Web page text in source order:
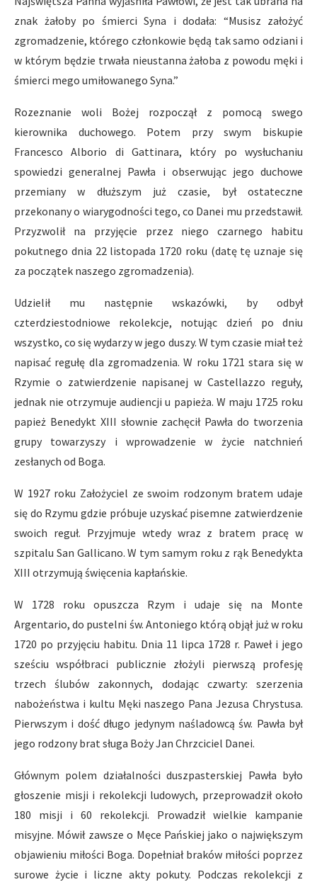
znak żałoby po śmierci Syna i dodała: “Musisz założyć
zgromadzenie, którego członkowie będą tak samo odziani i
w którym będzie trwała nieustanna żałoba z powodu męki i
śmierci mego umiłowanego Syna.”
Rozeznanie woli Bożej rozpoczął z pomocą swego
kierownika duchowego. Potem przy swym biskupie
Francesco Alborio di Gattinara, który po wysłuchaniu
spowiedzi generalnej Pawła i obserwując jego duchowe
przemiany w dłuższym już czasie, był ostateczne
przekonany o wiarygodności tego, co Danei mu przedstawił.
Przyzwolił na przyjęcie przez niego czarnego habitu
pokutnego dnia 22 listopada 1720 roku (datę tę uznaje się
za początek naszego zgromadzenia).
Udzielił mu następnie wskazówki, by odbył
czterdziestodniowe rekolekcje, notując dzień po dniu
wszystko, co się wydarzy w jego duszy. W tym czasie miał też
napisać regułę dla zgromadzenia. W roku 1721 stara się w
Rzymie o zatwierdzenie napisanej w Castellazzo reguły,
jednak nie otrzymuje audiencji u papieża. W maju 1725 roku
papież Benedykt XIII słownie zachęcił Pawła do tworzenia
grupy towarzyszy i wprowadzenie w życie natchnień
zesłanych od Boga.
W 1927 roku Założyciel ze swoim rodzonym bratem udaje
się do Rzymu gdzie próbuje uzyskać pisemne zatwierdzenie
swoich reguł. Przyjmuje wtedy wraz z bratem pracę w
szpitalu San Gallicano. W tym samym roku z rąk Benedykta
XIII otrzymują święcenia kapłańskie.
W 1728 roku opuszcza Rzym i udaje się na Monte
Argentario, do pustelni św. Antoniego którą objął już w roku
1720 po przyjęciu habitu. Dnia 11 lipca 1728 r. Paweł i jego
sześciu współbraci publicznie złożyli pierwszą profesję
trzech ślubów zakonnych, dodając czwarty: szerzenia
nabożeństwa i kultu Męki naszego Pana Jezusa Chrystusa.
Pierwszym i dość długo jedynym naśladowcą św. Pawła był
jego rodzony brat sługa Boży Jan Chrzciciel Danei.
Głównym polem działalności duszpasterskiej Pawła było
głoszenie misji i rekolekcji ludowych, przeprowadził około
180 misji i 60 rekolekcji. Prowadził wielkie kampanie
misyjne. Mówił zawsze o Męce Pańskiej jako o największym
objawieniu miłości Boga. Dopełniał braków miłości poprzez
surowe życie i liczne akty pokuty. Podczas rekolekcji z